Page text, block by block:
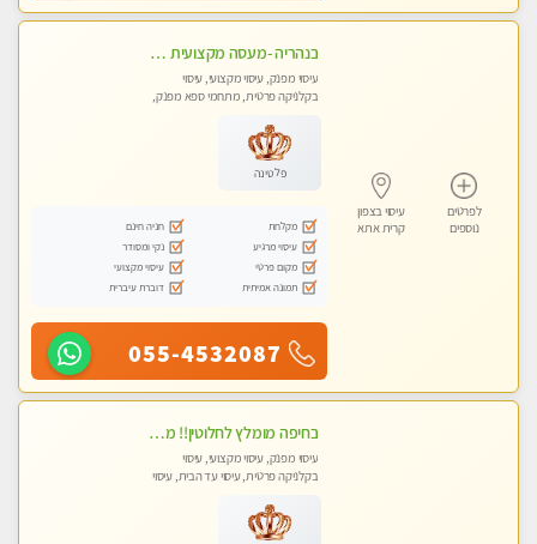
לפרטים
נוספים
עיסוי בצפון
קרית אתא
בנהריה -מעסה מקצועית צעירה ואיכותית לעיסוי מרגיע ומפנק VIP-מומלץ לחלוטין! פרטי! ​​​​​​ Highly recommended
עיסוי מפנק, עיסוי מקצועי, עיסוי
בקלניקה פרטית, מתחמי ספא מפנק,
פלטינה
מקלחת
חניה חינם
עיסוי מרגיע
נקי ומסודר
מקום פרטי
עיסוי מקצועי
תמונה אמיתית
דוברת עיברית
055-4532087
בחיפה מומלץ לחלוטין!! מעסה יפה איכותית מקצועית ומפנקת מאוד פרטי מומלץ בחום.עיסוי מפנק מאוווד.
עיסוי מפנק, עיסוי מקצועי, עיסוי
בקלניקה פרטית, עיסוי עד הבית, עיסוי